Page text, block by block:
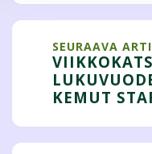
SEURAAVA
KEMUT